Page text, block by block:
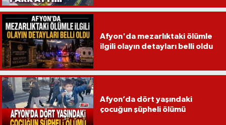
Afyon'da mezarlıktaki ölümle
ilgili olayın detayları belli oldu
Afyon’da dört yaşındaki
çocuğun şüpheli ölümü